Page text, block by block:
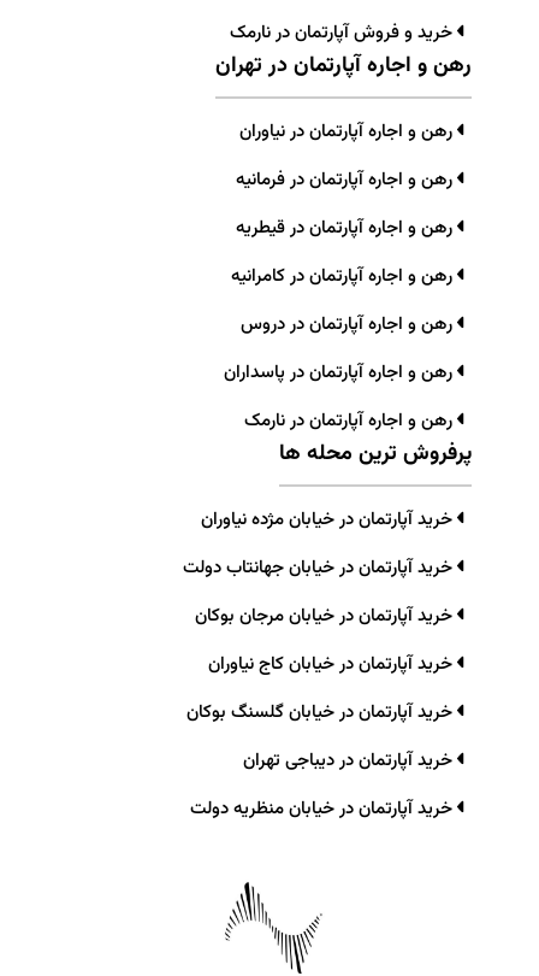
خرید و فروش آپارتمان در نارمک
رهن و اجاره آپارتمان در تهران
رهن و اجاره آپارتمان در نیاوران
رهن و اجاره آپارتمان در فرمانیه
رهن و اجاره آپارتمان در قیطریه
رهن و اجاره آپارتمان در کامرانیه
رهن و اجاره آپارتمان در دروس
رهن و اجاره آپارتمان در پاسداران
رهن و اجاره آپارتمان در نارمک
پرفروش ترین محله ها
خرید آپارتمان در خیابان مژده نیاوران
خرید آپارتمان در خیابان جهانتاب دولت
خرید آپارتمان در خیابان مرجان بوکان
خرید آپارتمان در خیابان کاج نیاوران
خرید آپارتمان در خیابان گلسنگ بوکان
خرید آپارتمان در دیباجی تهران
خرید آپارتمان در خیابان منظریه دولت